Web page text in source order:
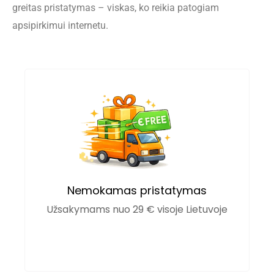
greitas pristatymas – viskas, ko reikia patogiam
apsipirkimui internetu.
Nemokamas pristatymas
Užsakymams nuo 29 € visoje Lietuvoje